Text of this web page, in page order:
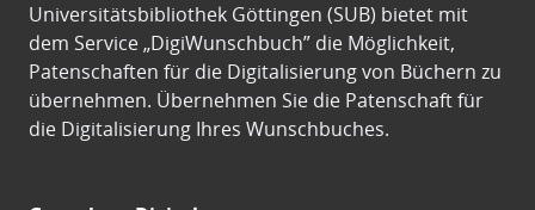
Universitätsbibliothek Göttingen (SUB) bietet mit
dem Service „DigiWunschbuch” die Möglichkeit,
Patenschaften für die Digitalisierung von Büchern zu
übernehmen. Übernehmen Sie die Patenschaft für
die Digitalisierung Ihres Wunschbuches.